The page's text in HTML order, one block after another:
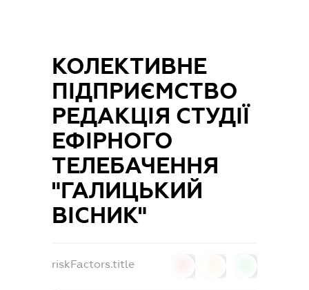
КОЛЕКТИВНЕ
ПІДПРИЄМСТВО
РЕДАКЦІЯ СТУДІЇ
ЕФІРНОГО
ТЕЛЕБАЧЕННЯ
"ГАЛИЦЬКИЙ
ВІСНИК"
riskFactors.title